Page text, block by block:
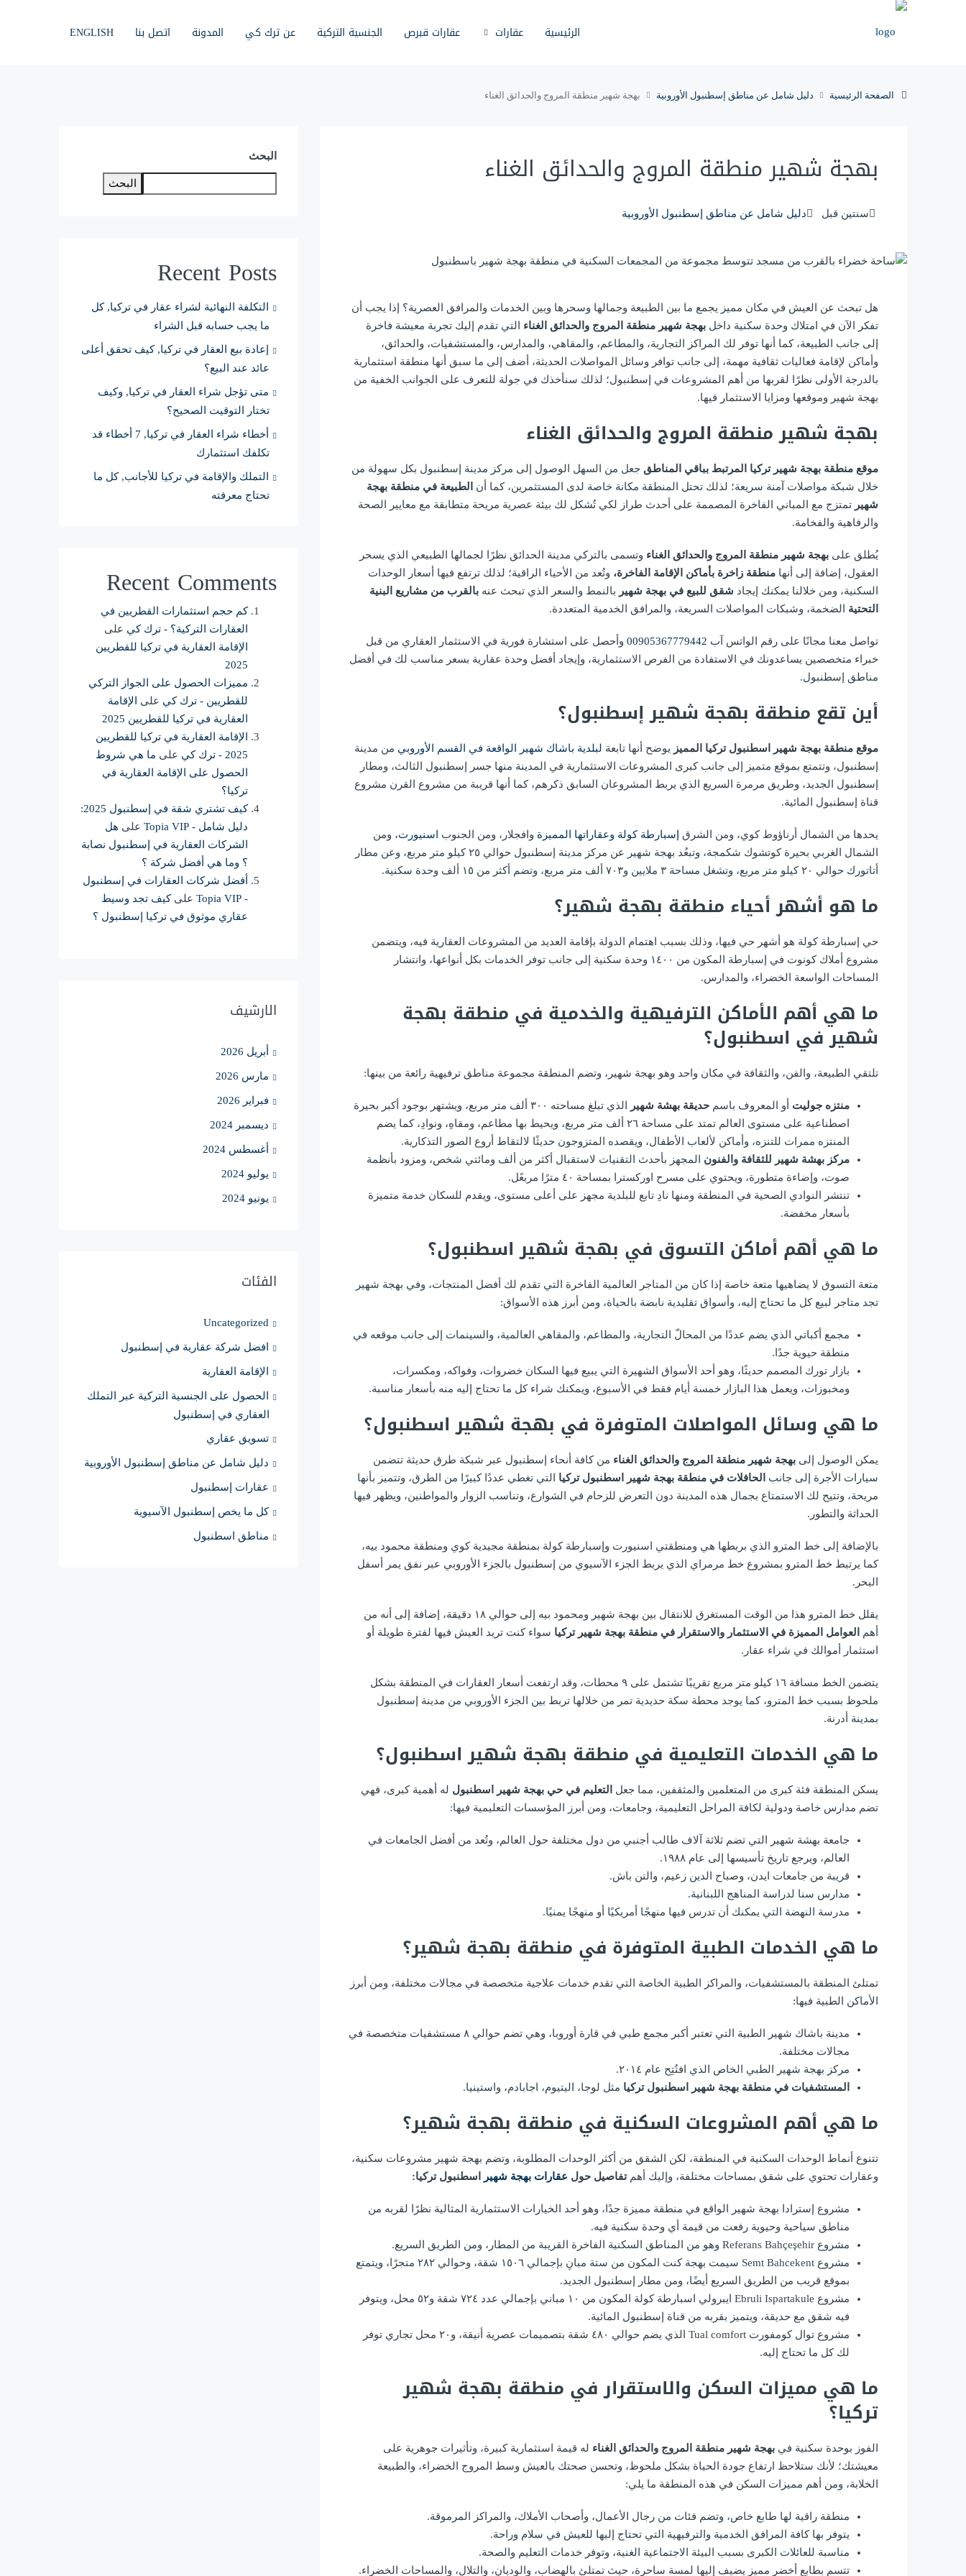
الرئيسية عقارات عقارات قبرص الجنسية التركية عن ترك كي المدونة اتصل بنا ENGLISH
الصفحة الرئيسية دليل شامل عن مناطق إسطنبول الأوروبية بهجة شهير منطقة المروج والحدائق الغناء
بهجة شهير منطقة المروج والحدائق الغناء
‏سنتين قبل دليل شامل عن مناطق إسطنبول الأوروبية
هل تبحث عن العيش في مكان مميز يجمع ما بين الطبيعة وجمالها وسحرها وبين الخدمات والمرافق العصرية؟ إذا يجب أن
تفكر الآن في امتلاك وحدة سكنية داخل بهجة شهير منطقة المروج والحدائق الغناء التي تقدم إليك تجربة معيشة فاخرة
إلى جانب الطبيعة، كما أنها توفر لك المراكز التجارية، والمطاعم، والمقاهي، والمدارس، والمستشفيات، والحدائق،
وأماكن لإقامة فعاليات ثقافية مهمة، إلى جانب توافر وسائل المواصلات الحديثة، أضف إلى ما سبق أنها منطقة استثمارية
بالدرجة الأولى نظرًا لقربها من أهم المشروعات في إسطنبول؛ لذلك سنأخذك في جولة للتعرف على الجوانب الخفية من
بهجة شهير وموقعها ومزايا الاستثمار فيها.
بهجة شهير منطقة المروج والحدائق الغناء
موقع منطقة بهجة شهير تركيا المرتبط بباقي المناطق جعل من السهل الوصول إلى مركز مدينة إسطنبول بكل سهولة من
خلال شبكة مواصلات آمنة سريعة؛ لذلك تحتل المنطقة مكانة خاصة لدى المستثمرين، كما أن
الطبيعة في منطقة بهجة
شهير تمتزج مع المباني الفاخرة المصممة على أحدث طراز لكي تُشكل لك بيئة عصرية مريحة متطابقة مع معايير الصحة
والرفاهية والفخامة.
يُطلق على بهجة شهير منطقة المروج والحدائق الغناء وتسمى بالتركي مدينة الحدائق نظرًا لجمالها الطبيعي الذي يسحر
العقول، إضافة إلى أنها منطقة زاخرة بأماكن الإقامة الفاخرة، وتُعد من الأحياء الراقية؛ لذلك ترتفع فيها أسعار الوحدات
السكنية، ومن خلالنا يمكنك إيجاد شقق للبيع في بهجة شهير بالنمط والسعر الذي تبحث عنه بالقرب من مشاريع البنية
التحتية
الضخمة، وشبكات المواصلات السريعة، والمرافق الخدمية المتعددة.
تواصل معنا مجانًا على رقم الواتس آب 00905367779442 وأحصل على استشارة فورية في الاستثمار العقاري من قبل
خبراء متخصصين يساعدونك في الاستفادة من الفرص الاستثمارية، وإيجاد أفضل وحدة عقارية بسعر مناسب لك في أفضل
مناطق إسطنبول.
أين تقع منطقة بهجة شهير إسطنبول؟
موقع منطقة بهجة شهير اسطنبول تركيا المميز يوضح أنها تابعة لبلدية باشاك شهير الواقعة في القسم الأوروبي من مدينة
إسطنبول، وتتمتع بموقع متميز إلى جانب كبرى المشروعات الاستثمارية في المدينة منها جسر إسطنبول الثالث، ومطار
إسطنبول الجديد، وطريق مرمرة السريع الذي يربط المشروعان السابق ذكرهم، كما أنها قريبة من مشروع القرن مشروع
قناة إسطنبول المائية.
يحدها من الشمال أرناؤوط كوي، ومن الشرق إسبارطة كولة وعقاراتها المميزة وافجلار، ومن الجنوب اسنيورت، ومن
الشمال الغربي بحيرة كوتشوك شكمجة، وتبعُد بهجة شهير عن مركز مدينة إسطنبول حوالي ٢٥ كيلو متر مربع، وعن مطار
أتاتورك حوالي ٢٠ كيلو متر مربع، وتشغل مساحة ٣ ملايين و٧٠٣ ألف متر مربع، وتضم أكثر من ١٥ ألف وحدة سكنية.
ما هو أشهر أحياء منطقة بهجة شهير؟
حي إسبارطة كولة هو أشهر حي فيها، وذلك بسبب اهتمام الدولة بإقامة العديد من المشروعات العقارية فيه، ويتضمن
مشروع أملاك كونوت في إسبارطة المكون من ١٤٠٠ وحدة سكنية إلى جانب توفر الخدمات بكل أنواعها، وانتشار
المساحات الواسعة الخضراء، والمدارس.
ما هي أهم الأماكن الترفيهية والخدمية في منطقة بهجة
شهير في اسطنبول؟
تلتقي الطبيعة، والفن، والثقافة في مكان واحد وهو بهجة شهير، وتضم المنطقة مجموعة مناطق ترفيهية رائعة من بينها:
منتزه جوليت أو المعروف باسم حديقة بهشة شهير
الذي تبلغ مساحته ٣٠٠ ألف متر مربع، ويشتهر بوجود أكبر بحيرة
اصطناعية على مستوى العالم تمتد على مساحة ٢٦ ألف متر مربع، ويحيط بها مطاعم، ومقاهِ، ونوادِ، كما يضم
المنتزه ممرات للتنزه، وأماكن لألعاب الأطفال، ويقصده المتزوجون حديثًا لالتقاط أروع الصور التذكارية.
مركز بهشة شهير للثقافة والفنون المجهز بأحدث التقنيات لاستقبال أكثر من ألف ومائتي شخص، ومزود بأنظمة
صوت، وإضاءة متطورة، ويحتوي على مسرح اوركسترا بمساحة ٤٠ مترًا مربعًل.
تنتشر النوادي الصحية في المنطقة ومنها نادِ تابع للبلدية مجهز على أعلى مستوى، ويقدم للسكان خدمة متميزة
بأسعار مخفضة.
ما هي أهم أماكن التسوق في بهجة شهير اسطنبول؟
متعة التسوق لا يضاهيها متعة خاصة إذا كان من المتاجر العالمية الفاخرة التي تقدم لك أفضل المنتجات، وفي بهجة شهير
تجد متاجر لبيع كل ما تحتاج إليه، وأسواق تقليدية نابضة بالحياة، ومن أبرز هذه الأسواق:
مجمع أكباتي الذي يضم عددًا من المحالّ التجارية، والمطاعم، والمقاهي العالمية، والسينمات إلى جانب موقعه في
منطقة حيوية جدًا.
بازار تورك المصمم حديثًا، وهو أحد الأسواق الشهيرة التي يبيع فيها السكان خضروات، وفواكه، ومكسرات،
ومخبوزات، ويعمل هذا البازار خمسة أيام فقط في الأسبوع، ويمكنك شراء كل ما تحتاج إليه منه بأسعار مناسبة.
ما هي وسائل المواصلات المتوفرة في بهجة شهير اسطنبول؟
يمكن الوصول إلى بهجة شهير منطقة المروج والحدائق الغناء من كافة أنحاء إسطنبول عبر شبكة طرق حديثة تتضمن
سيارات الأجرة إلى جانب
الحافلات في منطقة بهجة شهير اسطنبول تركيا التي تغطي عددًا كبيرًا من الطرق، وتتميز بأنها
مريحة، وتتيح لك الاستمتاع بجمال هذه المدينة دون التعرض للزحام في الشوارع، وتناسب الزوار والمواطنين، ويظهر فيها
الحداثة والتطور.
بالإضافة إلى خط المترو الذي بربطها هي ومنطقتي اسنيورت وإسبارطة كولة بمنطقة مجيدية كوي ومنطقة محمود بيه،
كما يرتبط خط المترو بمشروع خط مرمراي الذي يربط الجزء الآسيوي من إسطنبول بالجزء الأوروبي عبر نفق يمر أسفل
البحر.
يقلل خط المترو هذا من الوقت المستغرق للانتقال بين بهجة شهير ومحمود بيه إلى حوالي ١٨ دقيقة، إضافة إلى أنه من
أهم
العوامل المميزة في الاستثمار والاستقرار في منطقة بهجة شهير تركيا سواء كنت تريد العيش فيها لفترة طويلة أو
استثمار أموالك في شراء عقار.
يتضمن الخط مسافة ١٦ كيلو متر مربع تقريبًا تشتمل على ٩ محطات، وقد ارتفعت أسعار العقارات في المنطقة بشكل
ملحوظ بسبب خط المترو، كما يوجد محطة سكة حديدية تمر من خلالها تربط بين الجزء الأوروبي من مدينة إسطنبول
بمدينة أدرنة.
ما هي الخدمات التعليمية في منطقة بهجة شهير اسطنبول؟
يسكن المنطقة فئة كبرى من المتعلمين والمثقفين، مما جعل التعليم في حي بهجة شهير اسطنبول له أهمية كبرى، فهي
تضم مدارس خاصة ودولية لكافة المراحل التعليمية، وجامعات، ومن أبرز المؤسسات التعليمية فيها:
جامعة بهشة شهير التي تضم ثلاثة آلاف طالب أجنبي من دول مختلفة حول العالم، وتُعد من أفضل الجامعات في
العالم، ويرجع تاريخ تأسيسها إلى عام ١٩٨٨.
قريبة من جامعات ايدن، وصباح الدين زعيم، والتن باش.
مدارس سنا لدراسة المناهج اللبنانية.
مدرسة النهضة التي يمكنك أن تدرس فيها منهجًا أمريكيًا أو منهجًا يمنيًا.
ما هي الخدمات الطبية المتوفرة في منطقة بهجة شهير؟
تمتلئ المنطقة بالمستشفيات، والمراكز الطبية الخاصة التي تقدم خدمات علاجية متخصصة في مجالات مختلفة، ومن أبرز
الأماكن الطبية فيها:
مدينة باشاك شهير الطبية التي تعتبر أكبر مجمع طبي في قارة أوروبا، وهي تضم حوالي ٨ مستشفيات متخصصة في
مجالات مختلفة.
مركز بهجة شهير الطبي الخاص الذي افتُتِح عام ٢٠١٤.
المستشفيات في منطقة بهجة شهير اسطنبول تركيا مثل لوجا، اليتيوم، اجابادم، واستينيا.
ما هي أهم المشروعات السكنية في منطقة بهجة شهير؟
تتنوع أنماط الوحدات السكنية في المنطقة، لكن الشقق من أكثر الوحدات المطلوبة، وتضم بهجة شهير مشروعات سكنية،
وعقارات تحتوي على شقق بمساحات مختلفة، وإليك أهمتفاصيل حول عقارات بهجة شهير اسطنبول تركيا:
مشروع إسترادا بهجة شهير الواقع في منطقة مميزة جدًا، وهو أحد الخيارات الاستثمارية المثالية نظرًا لقربه من
مناطق سياحية وحيوية رفعت من قيمة أي وحدة سكنية فيه.
مشروع Referans Bahçeşehir وهو من المناطق السكنية الفاخرة القريبة من المطار، ومن الطريق السريع.
مشروع Semt Bahcekent سيمت بهجة كنت المكون من ستة مبانِ بإجمالي ١٥٠٦ شقة، وحوالي ٢٨٢ متجرًا، ويتمتع
بموقع قريب من الطريق السريع أيضًا، ومن مطار إسطنبول الجديد.
مشروع Ebruli Ispartakule ايبرولي اسبارطة كولة المكون من ١٠ مباني بإجمالي عدد ٧٢٤ شقة و٥٢ محل، ويتوفر
فيه شقق مع حديقة، ويتميز بقربه من قناة إسطنبول المائية.
مشروع توال كومفورت Tual comfort الذي يضم حوالي ٤٨٠ شقة بتصميمات عصرية أنيقة، و٢٠ محل تجاري توفر
لك كل ما تحتاج إليه.
ما هي مميزات السكن والاستقرار في منطقة بهجة شهير
تركيا؟
الفوز بوحدة سكنية في بهجة شهير منطقة المروج والحدائق الغناء له قيمة استثمارية كبيرة، وتأثيرات جوهرية على
معيشتك؛ لأنك ستلاحظ ارتفاع جودة الحياة بشكل ملحوظ، وتحسن صحتك بالعيش وسط المروج الخضراء، والطبيعة
الخلابة، ومن أهم مميزات السكن في هذه المنطقة ما يلي:
منطقة راقية لها طابع خاص، وتضم فئات من رجال الأعمال، وأصحاب الأملاك، والمراكز المرموقة.
يتوفر بها كافة المرافق الخدمية والترفيهية التي تحتاج إليها للعيش في سلام وراحة.
مناسبة للعائلات الكبرى بسبب البيئة الاجتماعية الغنية، وتوفر خدمات التعليم والصحة.
تتسم بطابع أخضر مميز يضيف إليها لمسة ساحرة، حيث تمتلئ بالهضاب، والوديان، والتلال، والمساحات الخضراء.
البحث
البحث
Recent Posts
التكلفة النهائية لشراء عقار في تركيا, كل
ما يجب حسابه قبل الشراء
إعادة بيع العقار في تركيا, كيف تحقق أعلى
عائد عند البيع؟
متى تؤجل شراء العقار في تركيا, وكيف
تختار التوقيت الصحيح؟
أخطاء شراء العقار في تركيا, 7 أخطاء قد
تكلفك استثمارك
التملك والإقامة في تركيا للأجانب, كل ما
تحتاج معرفته
Recent Comments
كم حجم استثمارات القطريين في
العقارات التركية؟ - ترك كي على
الإقامة العقارية في تركيا للقطريين
2025
مميزات الحصول على الجواز التركي
للقطريين - ترك كي على
الإقامة
العقارية في تركيا للقطريين 2025
الإقامة العقارية في تركيا للقطريين
2025 - ترك كي
على ما هي شروط
الحصول على الإقامة العقارية في
تركيا؟
كيف تشتري شقة في إسطنبول 2025:
دليل شامل - Topia VIP
على هل
الشركات العقارية في إسطنبول نصابة
؟ وما هي أفضل شركة ؟
أفضل شركات العقارات في إسطنبول
- Topia VIP
علىكيف تجد وسيط
عقاري موثوق في تركيا إسطنبول ؟
الارشيف
أبريل 2026
مارس 2026
فبراير 2026
ديسمبر 2024
أغسطس 2024
يوليو 2024
يونيو 2024
الفئات
Uncategorized
افضل شركة عقارية في إسطنبول
الإقامة العقارية
الحصول على الجنسية التركية عبر التملك
العقاري في إسطنبول
تسويق عقاري
دليل شامل عن مناطق إسطنبول الأوروبية
عقارات إسطنبول
كل ما يخص إسطنبول الآسيوية
مناطق اسطنبول